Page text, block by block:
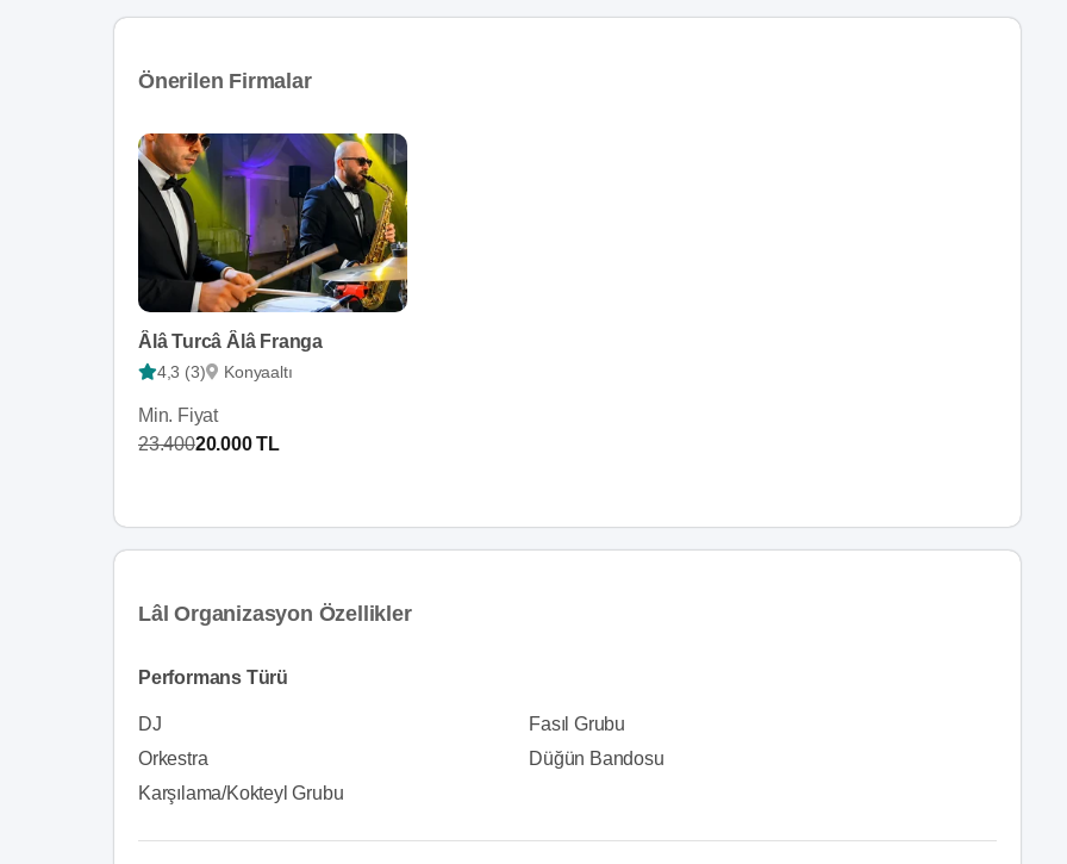
Önerilen Firmalar
Âlâ Turcâ Âlâ Franga
4,3 (3) Konyaaltı
Min. Fiyat
23.40020.000 TL
Lâl Organizasyon Özellikler
Performans Türü
DJ
Fasıl Grubu
Orkestra
Düğün Bandosu
Karşılama/Kokteyl Grubu